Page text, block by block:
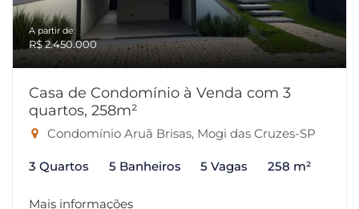
A partir de:
R$ 2.450.000
Casa de Condomínio à Venda com 3
quartos, 258m²
Condomínio Aruã Brisas, Mogi das Cruzes-SP
3 Quartos 5 Banheiros 5 Vagas 258 m²
Mais informações